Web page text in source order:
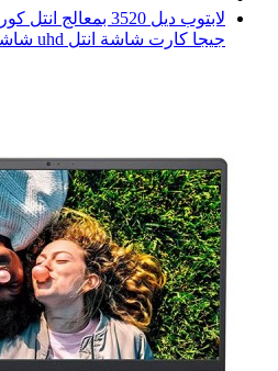
جيجا كارت شاشة انتل uhd شاشة fhd